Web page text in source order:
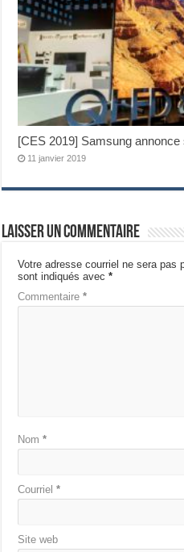
[CES 2019] Samsung
11 janvier 2019
Laisser un commentaire
Votre adresse courriel ne sera pas
sont indiqués avec*
Commentaire*
Nom*
Courriel*
Site web